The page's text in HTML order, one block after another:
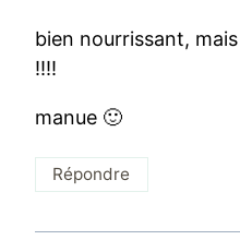
bien nourrissant,
!!!!
manue 🙂
Répondre